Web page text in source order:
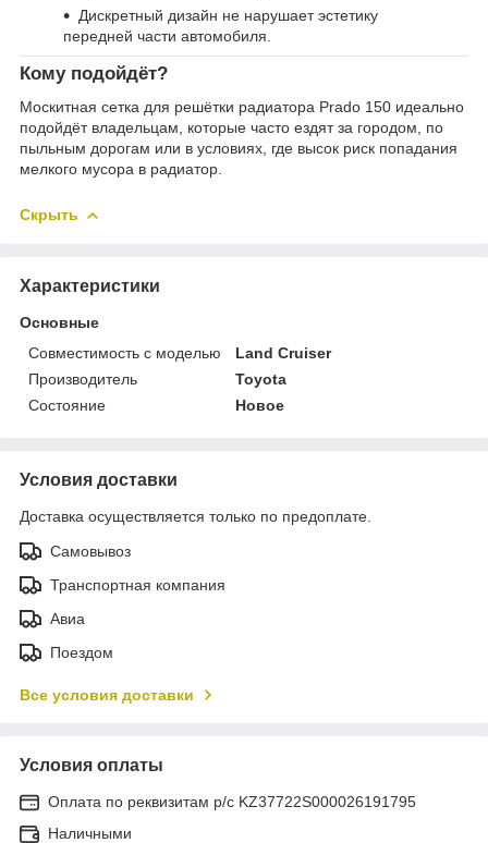
Дискретный дизайн не нарушает эстетику
передней части автомобиля.
Кому подойдёт?
Москитная сетка для решётки радиатора Prado 150 идеально
подойдёт владельцам, которые часто ездят за городом, по
пыльным дорогам или в условиях, где высок риск попадания
мелкого мусора в радиатор.
Скрыть
Характеристики
Основные
Совместимость с моделью
Land Cruiser
Производитель
Toyota
Состояние
Новое
Условия доставки
Доставка осуществляется только по предоплате.
Самовывоз
Транспортная компания
Авиа
Поездом
Все условия доставки
Условия оплаты
Оплата по реквизитам р/с KZ37722S000026191795
Наличными